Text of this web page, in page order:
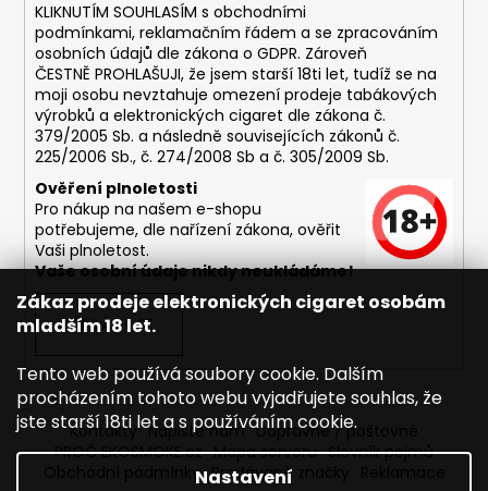
Zákaz prodeje elektronických cigaret osobám
mladším 18 let.
Tento web používá soubory cookie. Dalším
procházením tohoto webu vyjadřujete souhlas, že
jste starší 18ti let a s používáním cookie.
Nastavení
u
m
ASPIRE
BVC
ŽHAVÍCÍ
HLAVA
1,8OHM
43
Kč
KLIKNUTÍM SOUHLASÍM s obchodními
podmínkami, reklamačním řádem a se zpracováním
osobních údajů dle zákona o GDPR. Zároveň
ČESTNĚ PROHLAŠUJI, že jsem starší 18ti let, tudíž se na
moji osobu nevztahuje omezení prodeje tabákových
výrobků a elektronických cigaret dle zákona č.
379/2005 Sb. a následně souvisejících zákonů č.
225/2006 Sb., č. 274/2008 Sb a č. 305/2009 Sb.
Ověření plnoletosti
Pro nákup na našem e-shopu
potřebujeme, dle nařízení zákona, ověřit
Vaši plnoletost.
Vaše osobní údaje nikdy neukládáme!
PŘIHLÁSIT SE
Kontakty Napište nám Dopravné / poštovné
PROČ EKOSMOKE.cz Mapa serveru Slovník pojmů
Obchodní podmínky Prodávané značky